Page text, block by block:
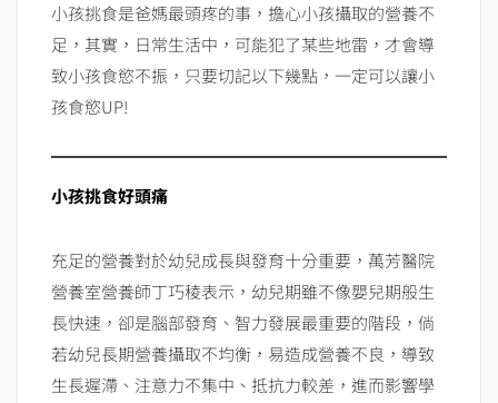
小孩挑食是爸媽最頭疼的事，擔心小孩攝取的營養不
足，其實，日常生活中，可能犯了某些地雷，才會導
致小孩食慾不振，只要切記以下幾點，一定可以讓小
孩食慾UP!
小孩挑食好頭痛
充足的營養對於幼兒成長與發育十分重要，萬芳醫院
營養室營養師丁巧稜表示，幼兒期雖不像嬰兒期般生
長快速，卻是腦部發育、智力發展最重要的階段，倘
若幼兒長期營養攝取不均衡，易造成營養不良，導致
生長遲滯、注意力不集中、抵抗力較差，進而影響學